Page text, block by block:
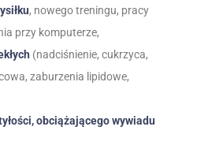
, nowego treningu, pracy
przy komputerze,
(nadciśnienie, cukrzyca,
zaburzenia lipidowe,
obciążającego wywiadu